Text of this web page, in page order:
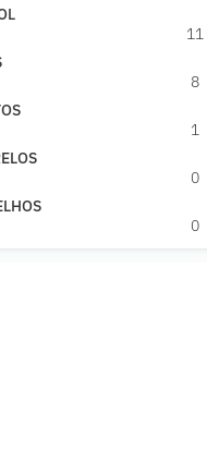
11
8
1
0
0